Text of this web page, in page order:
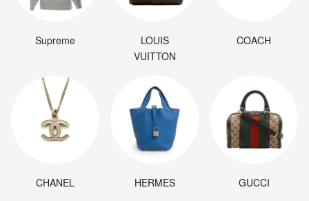
Supreme
LOUIS
VUITTON
COACH
CHANEL HERMES GUCCI